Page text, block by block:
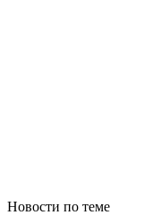
Новости по теме